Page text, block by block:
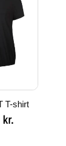
T-shirt
kr.